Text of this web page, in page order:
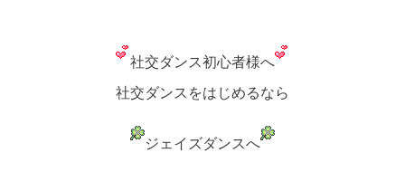
社交ダンス初心者様へ
社交ダンスをはじめるなら
ジェイズダンスへ